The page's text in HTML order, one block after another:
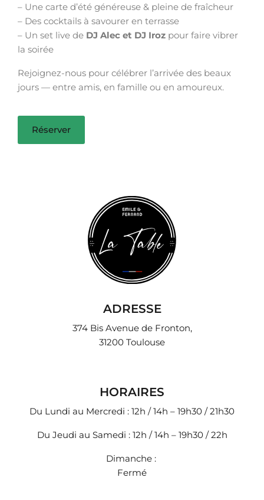
– Une carte d’été généreuse & pleine de fraîcheur
– Des cocktails à savourer en terrasse
– Un set live de DJ Alec et DJ Iroz pour faire vibrer
la soirée
Rejoignez-nous pour célébrer l’arrivée des beaux
jours — entre amis, en famille ou en amoureux.
Réserver
ADRESSE
374 Bis Avenue de Fronton,
31200 Toulouse
HORAIRES
Du Lundi au Mercredi : 12h / 14h – 19h30 / 21h30
Du Jeudi au Samedi : 12h / 14h – 19h30 / 22h
Dimanche :
Fermé